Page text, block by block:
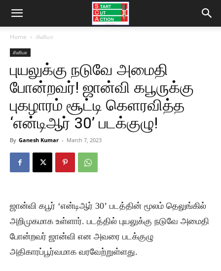
Home சினிமா
சினிமா
புயலுக்கு நடுவே அமைதி
போன்றவர்! ஜான்வி கபூருக்கு
புகழாரம் சூட்டி கெளரவித்த
‘என்டிஆர் 30’ படக்குழு!
By Ganesh Kumar - March 7, 2023
ஜான்வி கபூர் ‘என்டிஆர் 30’ படத்தின் மூலம் தெலுங்கில்
அறிமுகமாக உள்ளார். படத்தில் புயலுக்கு நடுவே அமைதி
போன்றவர் ஜான்வி என அவரை படக்குழு
அதிகாரப்பூர்வமாக வரவேற்றுள்ளது.